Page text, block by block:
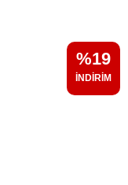
19